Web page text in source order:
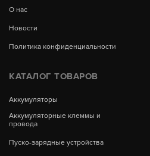
О нас
Новости
Политика конфиденциальности
КАТАЛОГ ТОВАРОВ
Аккумуляторы
Аккумуляторные клеммы и
провода
Пуско-зарядные устройства